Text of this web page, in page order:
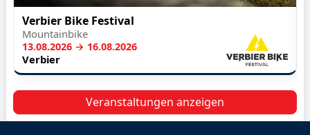
Verbier Bike Festival
Mountainbike
13.08.2026 → 16.08.2026
Verbier
Veranstaltungen anzeigen